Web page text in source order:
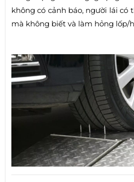
không có cảnh báo, người lái có
mà không biết và làm hỏng lốp/